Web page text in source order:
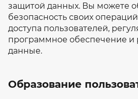
защитой данных. Вы можете
безопасность своих
доступа пользователей,
программное обеспечение и
данные.
Образование